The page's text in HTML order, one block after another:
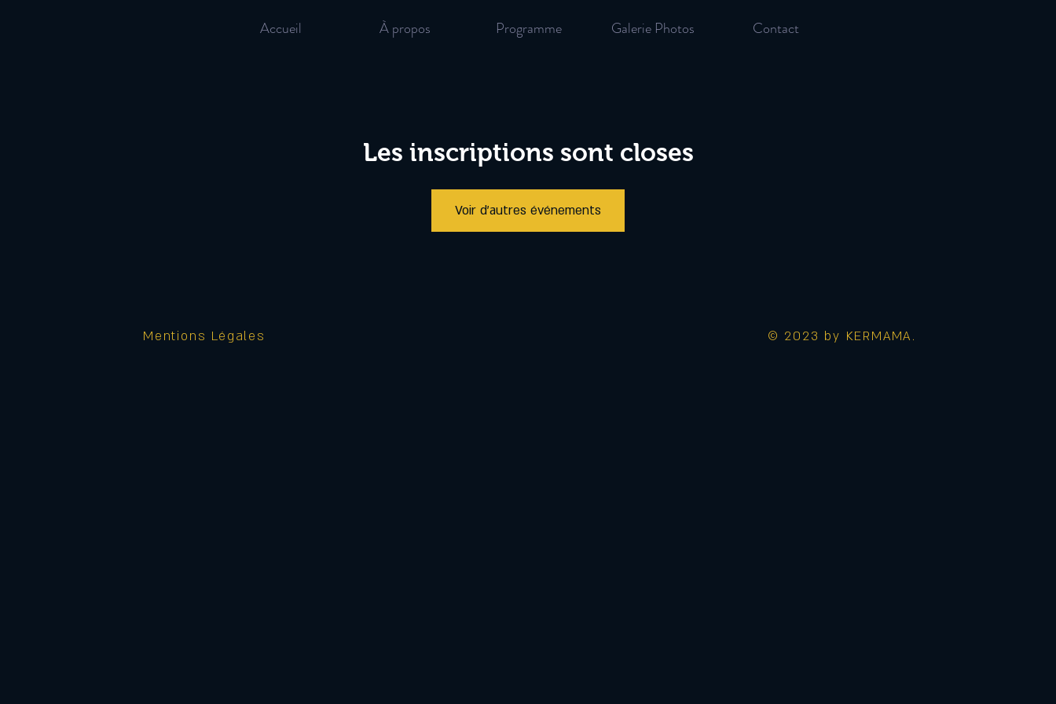
Accueil À propos Programme Galerie Photos Contact
Les inscriptions sont closes
Voir d'autres événements
Mentions Légales © 2023 by KERMAMA.